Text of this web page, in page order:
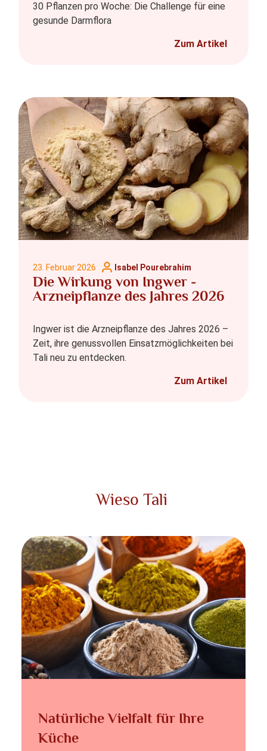
30 Pflanzen pro Woche: Die Challenge für eine
gesunde Darmflora
Zum Artikel
Die Wirkung von Ingwer -
Arzneipflanze des Jahres 2026
23. Februar 2026 Isabel Pourebrahim
Ingwer ist die Arzneipflanze des Jahres 2026 –
Zeit, ihre genussvollen Einsatzmöglichkeiten bei
Tali neu zu entdecken.
Zum Artikel
Wieso Tali
Natürliche Vielfalt für Ihre
Küche